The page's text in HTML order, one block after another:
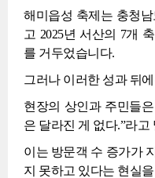
해미읍성 축제는 충청
고 2025년 서산의 7개
를 거두었습니다.
그러나 이러한 성과 뒤
현장의 상인과 주민들
은 달라진 게 없다.”라고
이는 방문객 수 증가가
지 못하고 있다는 현실